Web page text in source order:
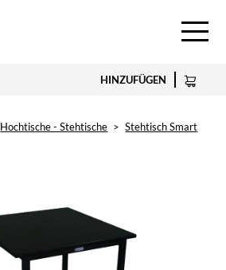
HINZUFÜGEN
Hochtische - Stehtische > Stehtisch Smart